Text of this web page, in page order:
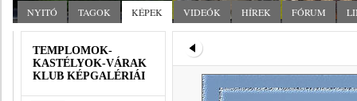
NYITÓ TAGOK KÉPEK VIDEÓK HÍREK FÓRUM
TEMPLOMOK-
KASTÉLYOK-VÁRAK
KLUB KÉPGALÉRIÁI